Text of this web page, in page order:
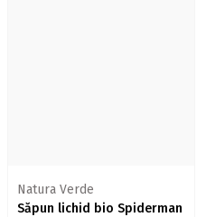
Natura Verde
Săpun lichid bio Spiderman